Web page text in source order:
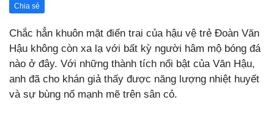
Chia sẻ
Chắc hẳn khuôn mặt điển trai của hậu vệ trẻ Đoàn Văn
Hậu không còn xa lạ với bất kỳ người hâm mộ bóng đá
nào ở đây. Với những thành tích nổi bật của Văn Hậu,
anh đã cho khán giả thấy được năng lượng nhiệt huyết
và sự bùng nổ mạnh mẽ trên sân cỏ.